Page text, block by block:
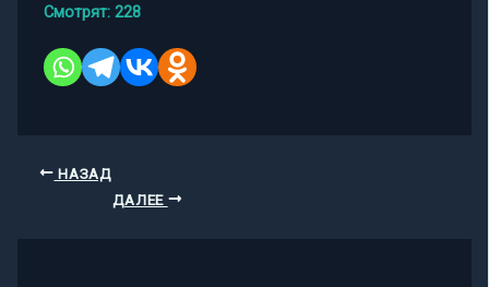
Смотрят: 228
НАЗАД
ДАЛЕЕ